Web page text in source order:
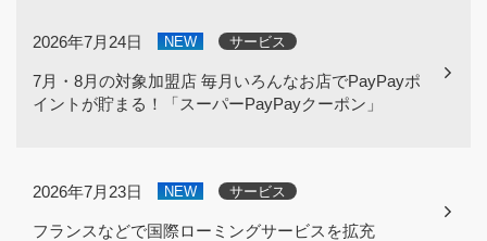
2026年7月24日 NEW サービス
7月・8月の対象加盟店 毎月いろんなお店でPayPayポ
イントが貯まる！「スーパーPayPayクーポン」
2026年7月23日 NEW サービス
フランスなどで国際ローミングサービスを拡充